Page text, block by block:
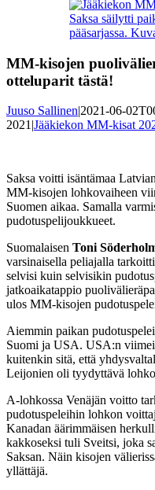
Saksa säilytti
pääsarjassa.
MM-kisojen
otteluparit tästä!
Juuso Sallinen|2021-06-
2021|Jääkiekon MM-kisat
Saksa voitti isäntämaa
MM-kisojen lohkovaiheen
Suomen aikaa. Samalla
pudotuspelijoukkueet.
Suomalaisen Toni
varsinaisella peliajalla
selvisi kuin selvisikin
jatkoaikatappio
ulos MM-kisojen
Aiemmin paikan
Suomi ja USA. USA:n
kuitenkin sitä, että
Leijonien oli tyydyttävä
A-lohkossa Venäjän voitto
pudotuspeleihin lohkon
Kanadan äärimmäisen
kakkoseksi tuli Sveitsi, joka
Saksan. Näin kisojen
yllättäjä.